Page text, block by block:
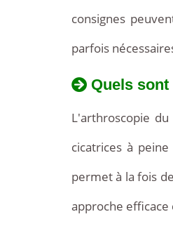
consignes
parfois
Quels
L'arthroscopie
cicatrices à
permet à la fois
approche